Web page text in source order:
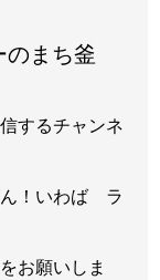
まち釜
するチャンネ
ん！いわば ラ
お願いしま